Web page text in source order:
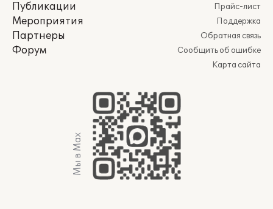
Публикации
Мероприятия
Партнеры
Форум
Прайс-лист
Поддержка
Обратная связь
Сообщить об ошибке
Карта сайта
Мы в Max